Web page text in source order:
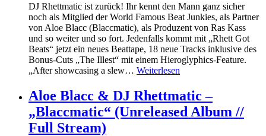
DJ Rhettmatic ist zurück! Ihr kennt den Mann ganz sicher
noch als Mitglied der World Famous Beat Junkies, als Partner
von Aloe Blacc (Blaccmatic), als Produzent von Ras Kass
und so weiter und so fort. Jedenfalls kommt mit „Rhett Got
Beats“ jetzt ein neues Beattape, 18 neue Tracks inklusive des
Bonus-Cuts „The Illest“ mit einem Hieroglyphics-Feature.
„After showcasing a slew… Weiterlesen
Aloe Blacc & DJ Rhettmatic –
„Blaccmatic“ (Unreleased Album //
Full Stream)